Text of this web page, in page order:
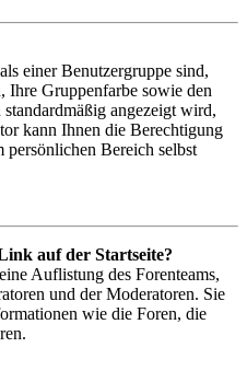
einer Benutzergruppe sind,
Ihre Gruppenfarbe sowie den
angezeigt wird,
kann Ihnen die Berechtigung
persönlichen Bereich selbst
auf der Startseite?
Auflistung des Forenteams,
und der Moderatoren. Sie
wie die Foren, die